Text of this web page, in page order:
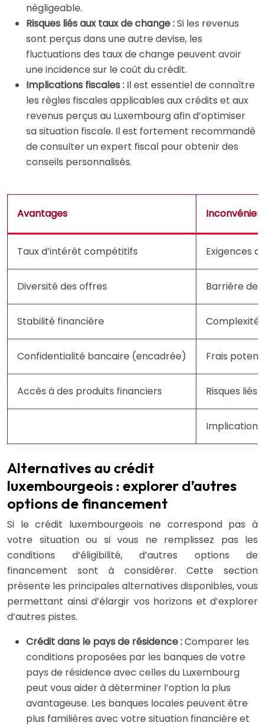
négligeable.
Risques liés aux taux de change :Si les revenus
sont perçus dans une autre devise, les
fluctuations des taux de change peuvent avoir
une incidence sur le coût du crédit.
Implications fiscales : Il est essentiel de connaître
les règles fiscales applicables aux crédits et aux
revenus perçus au Luxembourg afin d’optimiser
sa situation fiscale. Il est fortement recommandé
de consulter un expert fiscal pour obtenir des
conseils personnalisés.
Avantages
Taux d’intérêt compétitifs Exigences
Diversité des offres Barrière de
Stabilité financière Complexité
Confidentialité bancaire (encadrée) Frais
Accès à des produits financiers Risques liés
Alternatives au crédit
luxembourgeois : explorer d’autres
options de financement
Si le crédit luxembourgeois ne correspond pas à
votre situation ou si vous ne remplissez pas les
conditions d’éligibilité, d’autres options de
financement sont à considérer. Cette section
présente les principales alternatives disponibles, vous
permettant ainsi d’élargir vos horizons et d’explorer
d’autres pistes.
Crédit dans le pays de résidence :Comparer les
conditions proposées par les banques de votre
pays de résidence avec celles du Luxembourg
peut vous aider à déterminer l’option la plus
avantageuse. Les banques locales peuvent être
plus familières avec votre situation financière et